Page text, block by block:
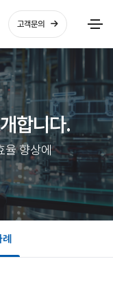
고객문의
합니다.
율 향상에